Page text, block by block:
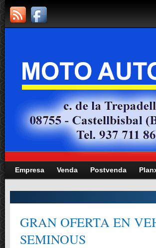
Empresa Venda Postvenda
OFERTA EN